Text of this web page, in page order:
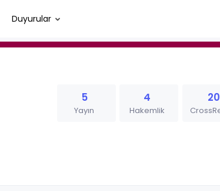
Duyurular
5
Yayın
4
Hakemlik
20